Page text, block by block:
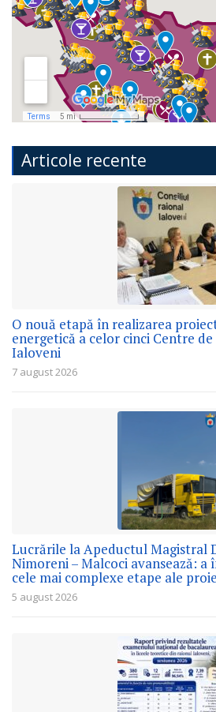
Articole recente
O nouă etapă în realizarea
energetică a celor cinci Centre
Ialoveni
7 august 2026
Lucrările la Apeductul Magistral
Nimoreni – Malcoci avansează:
cele mai complexe etape ale
5 august 2026